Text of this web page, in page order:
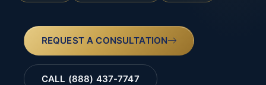
REQUEST A CONSULTATION
CALL (888) 437-7747